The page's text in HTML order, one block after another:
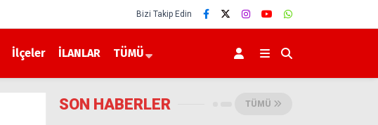
Bizi Takip Edin
İlçeler İLANLAR TÜMÜ
SON HABERLER TÜMÜ